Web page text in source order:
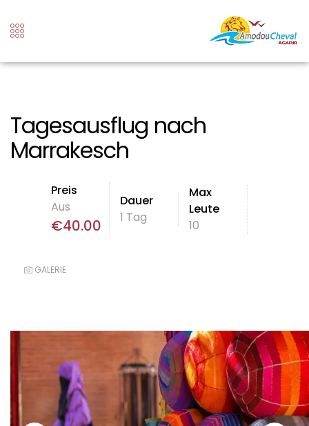
Tagesausflug nach
Marrakesch
Preis
Aus
€40.00
Dauer
1 Tag
Max
Leute
10
GALERIE